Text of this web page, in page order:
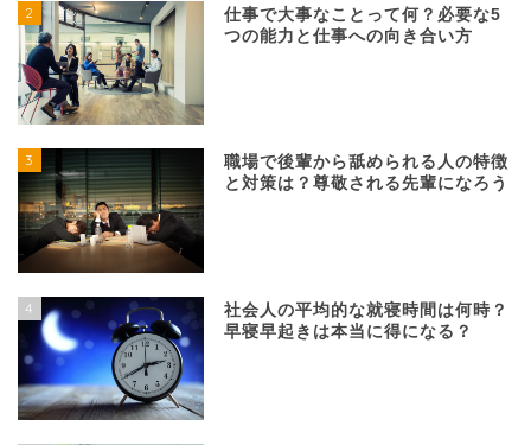
2
仕事で大事なことって何？必要な5
つの能力と仕事への向き合い方
3
職場で後輩から舐められる人の特徴
と対策は？尊敬される先輩になろう
4
社会人の平均的な就寝時間は何時？
早寝早起きは本当に得になる？